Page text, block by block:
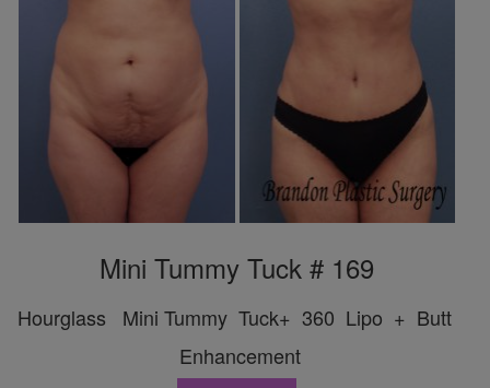
Mini Tummy Tuck # 169
Hourglass Mini Tummy Tuck+ 360 Lipo + Butt
Enhancement